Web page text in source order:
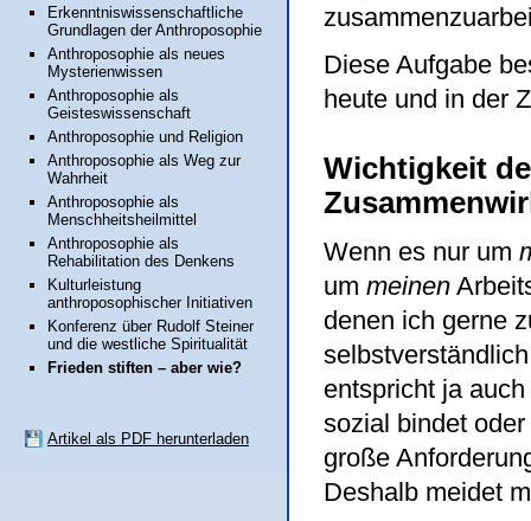
Diese Aufgabe
heute und in der
Wichtigkeit
Wenn es nur um
um meinen
denen ich gerne
entspricht ja
sozial bindet
große
Deshalb meidet
Erkenntniswissenschaftliche
Grundlagen der Anthroposophie
Anthroposophie als neues
Mysterienwissen
Anthroposophie als
Geisteswissenschaft
Anthroposophie und Religion
Anthroposophie als Weg zur
Wahrheit
Anthroposophie als
Menschheitsheilmittel
Anthroposophie als
Rehabilitation des Denkens
Kulturleistung
anthroposophischer Initiativen
Konferenz über Rudolf Steiner
und die westliche Spiritualität
Frieden stiften – aber wie?
Artikel als PDF herunterladen